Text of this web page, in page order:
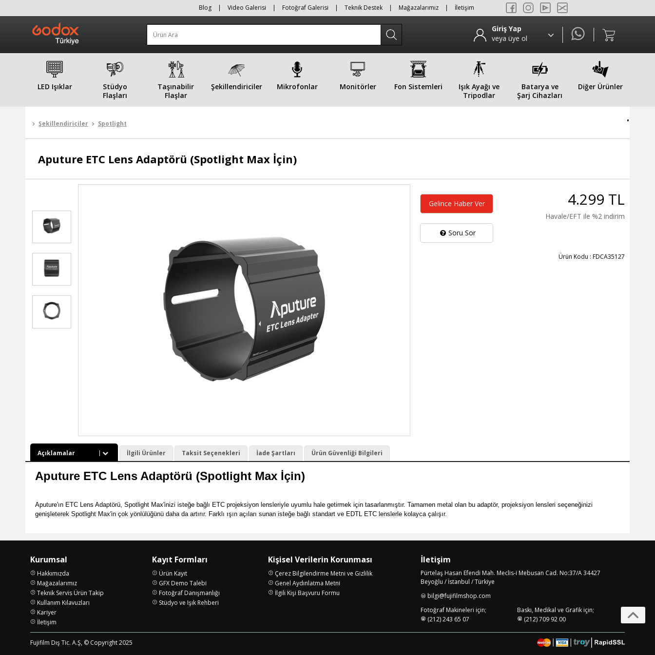
Blog | Video Galerisi | Fotoğraf Galerisi | Teknik Destek | Mağazalarımız | İletişim
Giriş Yap
veya üye ol
LED Işıklar
Stüdyo
Flaşları
Taşınabilir
Flaşlar
Şekillendiriciler Mikrofonlar Monitörler Fon Sistemleri
Işık Ayağı ve
Tripodlar
Batarya ve
Şarj Cihazları
Diğer Ürünler
.
Şekillendiriciler Spotlight
Aputure ETC Lens Adaptörü (Spotlight Max İçin)
Gelince Haber Ver
Soru Sor
4.299 TL
Havale/EFT ile %2 indirim
Ürün Kodu : FDCA35127
Açıklamalar İlgili Ürünler Taksit Seçenekleri İade Şartları Ürün Güvenliği Bilgileri
Aputure ETC Lens Adaptörü (Spotlight Max İçin)
Aputure'ın ETC Lens Adaptörü, Spotlight Max'inizi isteğe bağlı ETC projeksiyon lensleriyle uyumlu hale getirmek için tasarlanmıştır. Tamamen metal olan bu adaptör, projeksiyon lensleri seçeneğinizi
genişleterek Spotlight Max'in çok yönlülüğünü daha da artırır. Farklı ışın açıları sunan isteğe bağlı standart ve EDTL ETC lenslerle kolayca çalışır.
Kurumsal
Hakkımızda
Mağazalarımız
Teknik Servis Ürün Takip
Kullanım Kılavuzları
Kariyer
İletişim
Kayıt Formları
Ürün Kayıt
GFX Demo Talebi
Fotoğraf Danışmanlığı
Stüdyo ve Işık Rehberi
Kişisel Verilerin Korunması
Çerez Bilgilendirme Metni ve Gizlilik
Genel Aydınlatma Metni
İlgili Kişi Başvuru Formu
İletişim
Pürtelaş Hasan Efendi Mah. Meclis-i Mebusan Cad. No:37/A 34427
Beyoğlu / İstanbul / Türkiye
bilgi@fujifilmshop.com
Fotoğraf Makineleri için;
(212) 243 65 07
Baskı, Medikal ve Grafik için;
(212) 709 92 00
Fujifilm Dış Tic. A.Ş, © Copyright 2025